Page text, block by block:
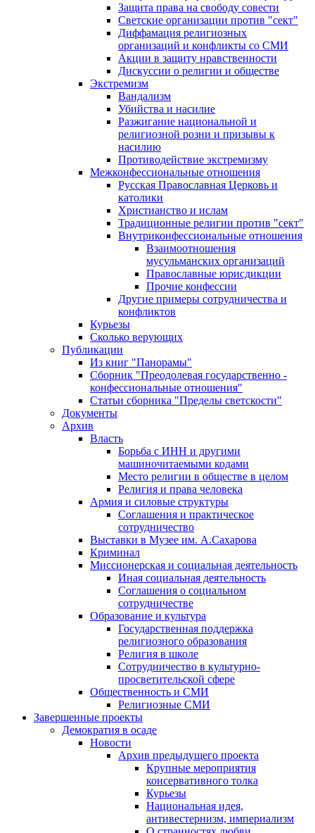
Защита права на свободу совести
Светские организации против "сект"
Диффамация религиозных
организаций и конфликты со СМИ
Акции в защиту нравственности
Дискуссии о религии и обществе
Экстремизм
Вандализм
Убийства и насилие
Разжигание национальной и
религиозной розни и призывы к
насилию
Противодействие экстремизму
Межконфессиональные отношения
Русская Православная Церковь и
католики
Христианство и ислам
Традиционные религии против "сект"
Внутриконфессиональные отношения
Взаимоотношения
мусульманских организаций
Православные юрисдикции
Прочие конфессии
Другие примеры сотрудничества и
конфликтов
Курьезы
Сколько верующих
Публикации
Из книг "Панорамы"
Сборник "Преодолевая государственно -
конфессиональные отношения"
Статьи сборника "Пределы светскости"
Документы
Архив
Власть
Борьба с ИНН и другими
машиночитаемыми кодами
Место религии в обществе в целом
Религия и права человека
Армия и силовые структуры
Соглашения и практическое
сотрудничество
Выставки в Музее им. А.Сахарова
Криминал
Миссионерская и социальная деятельность
Иная социальная деятельность
Соглашения о социальном
сотрудничестве
Образование и культура
Государственная поддержка
религиозного образования
Религия в школе
Сотрудничество в культурно-
просветительской сфере
Общественность и СМИ
Религиозные СМИ
Завершенные проекты
Демократия в осаде
Новости
Архив предыдущего проекта
Крупные мероприятия
консервативного толка
Курьезы
Национальная идея,
антивестернизм, империализм